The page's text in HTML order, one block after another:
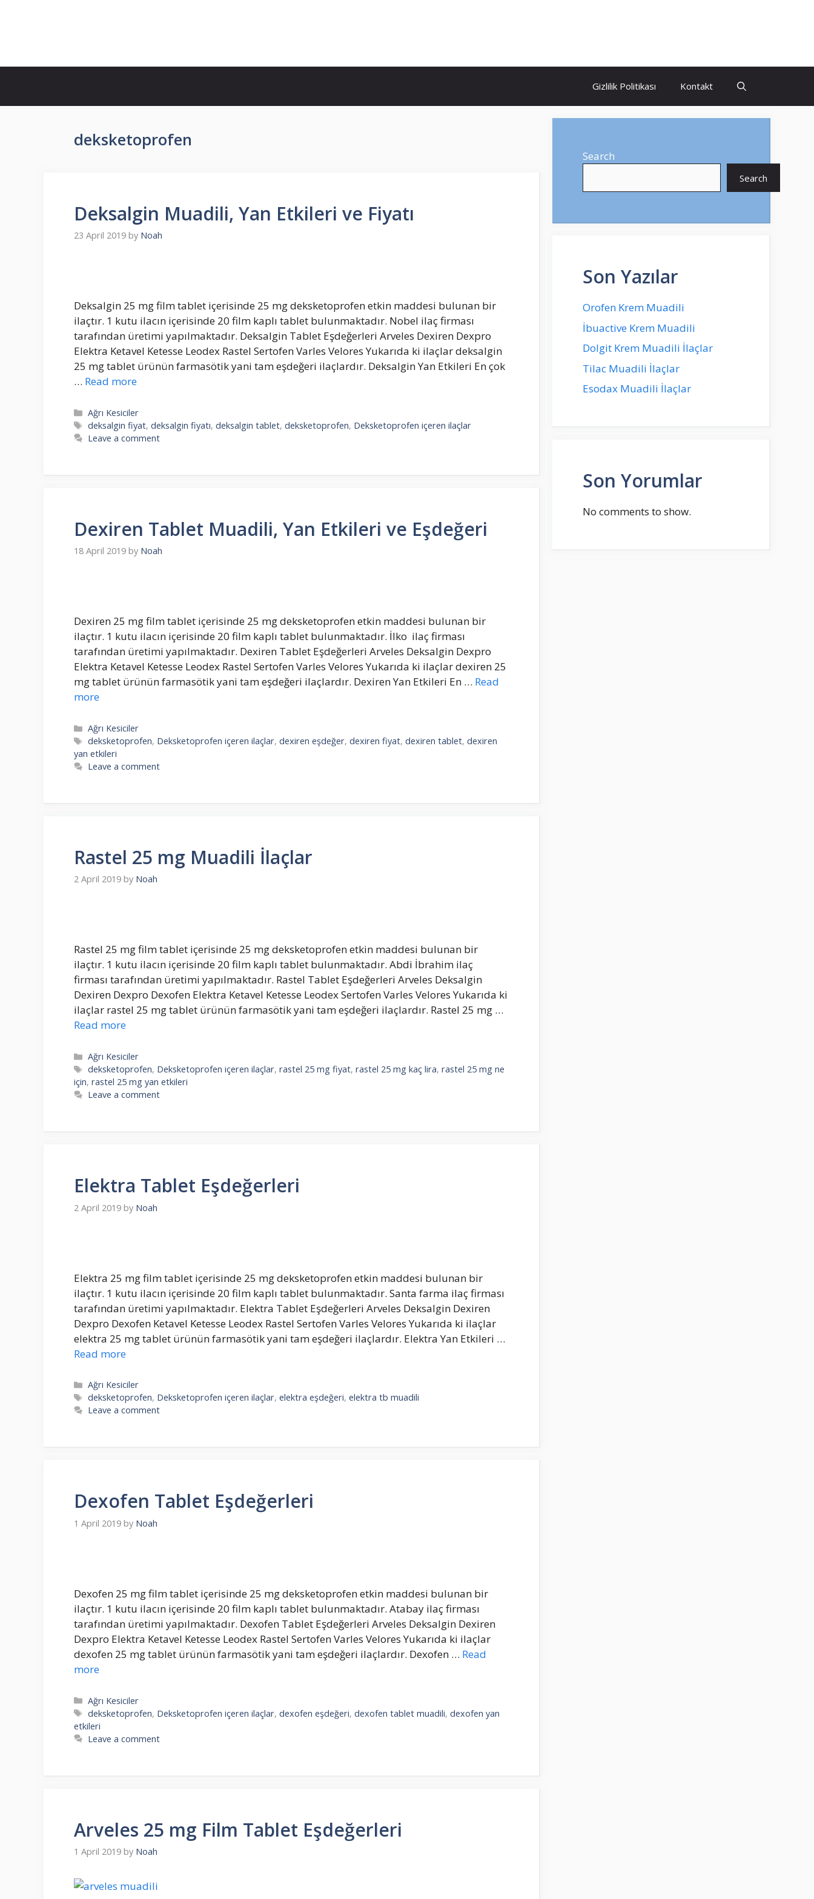
Gizlilik Politikası Kontakt
deksketoprofen
Deksalgin Muadili, Yan Etkileri ve Fiyatı
23 April 2019 by Noah
Deksalgin 25 mg film tablet içerisinde 25 mg deksketoprofen etkin maddesi bulunan bir
ilaçtır. 1 kutu ilacın içerisinde 20 film kaplı tablet bulunmaktadır. Nobel ilaç firması
tarafından üretimi yapılmaktadır. Deksalgin Tablet Eşdeğerleri Arveles Dexiren Dexpro
Elektra Ketavel Ketesse Leodex Rastel Sertofen Varles Velores Yukarıda ki ilaçlar deksalgin
25 mg tablet ürünün farmasötik yani tam eşdeğeri ilaçlardır. Deksalgin Yan Etkileri En çok
… Read more
Categories
Ağrı Kesiciler
Tags
deksalgin fiyat,deksalgin fiyatı,deksalgin tablet,deksketoprofen, Deksketoprofen içeren ilaçlar
Leave a comment
Dexiren Tablet Muadili, Yan Etkileri ve Eşdeğeri
18 April 2019 by Noah
Dexiren 25 mg film tablet içerisinde 25 mg deksketoprofen etkin maddesi bulunan bir
ilaçtır. 1 kutu ilacın içerisinde 20 film kaplı tablet bulunmaktadır. İlko ilaç firması
tarafından üretimi yapılmaktadır. Dexiren Tablet Eşdeğerleri Arveles Deksalgin Dexpro
Elektra Ketavel Ketesse Leodex Rastel Sertofen Varles Velores Yukarıda ki ilaçlar dexiren 25
mg tablet ürünün farmasötik yani tam eşdeğeri ilaçlardır. Dexiren Yan Etkileri En … Read
more
Categories
Ağrı Kesiciler
Tags
deksketoprofen, Deksketoprofen içeren ilaçlar,dexiren eşdeğer,dexiren fiyat,dexiren tablet,dexiren
yan etkileri
Leave a comment
Rastel 25 mg Muadili İlaçlar
2 April 2019 by Noah
Rastel 25 mg film tablet içerisinde 25 mg deksketoprofen etkin maddesi bulunan bir
ilaçtır. 1 kutu ilacın içerisinde 20 film kaplı tablet bulunmaktadır. Abdi İbrahim ilaç
firması tarafından üretimi yapılmaktadır. Rastel Tablet Eşdeğerleri Arveles Deksalgin
Dexiren Dexpro Dexofen Elektra Ketavel Ketesse Leodex Sertofen Varles Velores Yukarıda ki
ilaçlar rastel 25 mg tablet ürünün farmasötik yani tam eşdeğeri ilaçlardır. Rastel 25 mg …
Read more
Categories
Ağrı Kesiciler
Tags
deksketoprofen, Deksketoprofen içeren ilaçlar,rastel 25 mg fiyat,rastel 25 mg kaç lira,rastel 25 mg ne
için, rastel 25 mg yan etkileri
Leave a comment
Elektra Tablet Eşdeğerleri
2 April 2019 by Noah
Elektra 25 mg film tablet içerisinde 25 mg deksketoprofen etkin maddesi bulunan bir
ilaçtır. 1 kutu ilacın içerisinde 20 film kaplı tablet bulunmaktadır. Santa farma ilaç firması
tarafından üretimi yapılmaktadır. Elektra Tablet Eşdeğerleri Arveles Deksalgin Dexiren
Dexpro Dexofen Ketavel Ketesse Leodex Rastel Sertofen Varles Velores Yukarıda ki ilaçlar
elektra 25 mg tablet ürünün farmasötik yani tam eşdeğeri ilaçlardır. Elektra Yan Etkileri …
Read more
Categories
Ağrı Kesiciler
Tags
deksketoprofen, Deksketoprofen içeren ilaçlar,elektra eşdeğeri,elektra tb muadili
Leave a comment
Dexofen Tablet Eşdeğerleri
1 April 2019 by Noah
Dexofen 25 mg film tablet içerisinde 25 mg deksketoprofen etkin maddesi bulunan bir
ilaçtır. 1 kutu ilacın içerisinde 20 film kaplı tablet bulunmaktadır. Atabay ilaç firması
tarafından üretimi yapılmaktadır. Dexofen Tablet Eşdeğerleri Arveles Deksalgin Dexiren
Dexpro Elektra Ketavel Ketesse Leodex Rastel Sertofen Varles Velores Yukarıda ki ilaçlar
dexofen 25 mg tablet ürünün farmasötik yani tam eşdeğeri ilaçlardır. Dexofen … Read
more
Categories
Ağrı Kesiciler
Tags
deksketoprofen, Deksketoprofen içeren ilaçlar,dexofen eşdeğeri,dexofen tablet muadili,dexofen yan
etkileri
Leave a comment
Arveles 25 mg Film Tablet Eşdeğerleri
1 April 2019 by Noah
Search
Search
Son Yazılar
Orofen Krem Muadili
İbuactive Krem Muadili
Dolgit Krem Muadili İlaçlar
Tilac Muadili İlaçlar
Esodax Muadili İlaçlar
Son Yorumlar
No comments to show.